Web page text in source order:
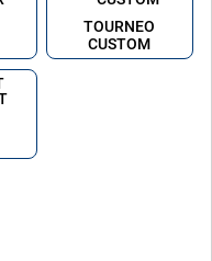
TOURNEO
CUSTOM